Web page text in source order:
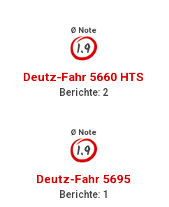
Ø Note
1.9
Deutz-Fahr 5660 HTS
Berichte: 2
Ø Note
1.9
Deutz-Fahr 5695
Berichte: 1